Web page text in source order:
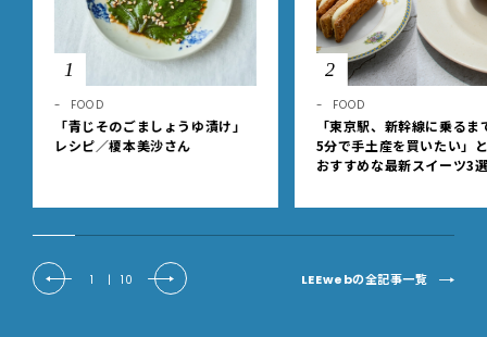
1
FOOD
「青じそのごましょうゆ漬け」
レシピ／榎本美沙さん
2
FOOD
「東京駅、新幹線に乗るま
5分で手土産を買いたい」
おすすめな最新スイーツ3
1 | 10 LEEwebの全記事一覧